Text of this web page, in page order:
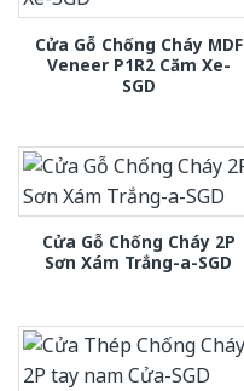
Cửa Gỗ Chống Cháy MDF
Veneer P1R2 Căm Xe-
SGD
Cửa Gỗ Chống Cháy 2P
Sơn Xám Trắng-a-SGD